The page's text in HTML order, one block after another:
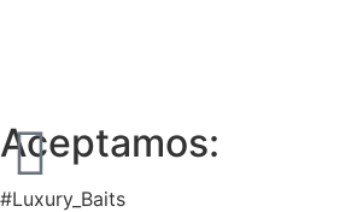
#Luxury_Baits
Aceptamos: